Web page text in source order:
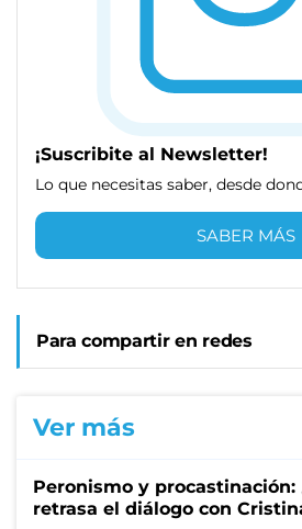
¡Suscribite al Newsletter!
Lo que necesitas saber, desde
SABER MÁS
Para compartir en redes
Ver más
Peronismo y
retrasa el diálogo con